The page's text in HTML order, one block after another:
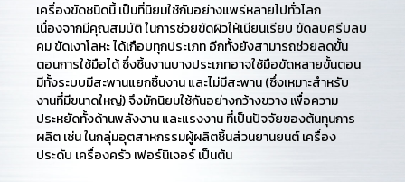
เครื่องขัดชนิดนี้ เป็นที่นิยมใช้กันอย่างแพร่หลายไปทั่วโลก
เนื่องจากมีคุณสมบัติ ในการช่วยขัดผิวให้เนียนเรียบ ขัดลบครีบลบ
คม ขัดเงาโลหะ ได้เกือบทุกประเภท อีกทั้งยังสามารถช่วยลดขั้น
ตอนการใช้มือได้ ซึ่งชิ้นงานบางประเภทอาจใช้มือขัดหลายขั้นตอน
มีทั้งระบบมีสะพานแยกชิ้นงาน และไม่มีสะพาน (ซึ่งเหมาะสำหรับ
งานที่มีขนาดใหญ่) จึงมักนิยมใช้กันอย่างกว้างขวาง เพื่อความ
ประหยัดทั้งด้านพลังงาน และแรงงาน ที่เป็นปัจจัยของต้นทุนการ
ผลิต เช่น ในกลุ่มอุตสาหกรรมผู้ผลิตชิ้นส่วนยานยนต์ เครื่อง
ประดับ เครื่องครัว เฟอร์นิเจอร์ เป็นต้น